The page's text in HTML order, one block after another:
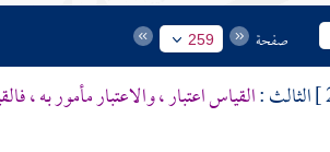
صفحة 259
الثالث :القياس اعتبار ، والاعتبار مأمور به ،